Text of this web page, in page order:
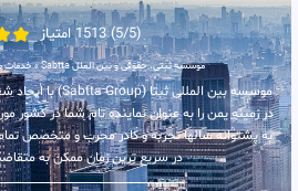
(5/5) 1513 امتیاز
موسسه ثبتی، حقوقی و بین الملل Sabtta »خدمات
در زمینه یمن را به عنوان نماینده تام شما در کشور
به پشتوانه سالها تجربه و کادر مجرب و متخصص
در سریع ترین زمان ممکن به